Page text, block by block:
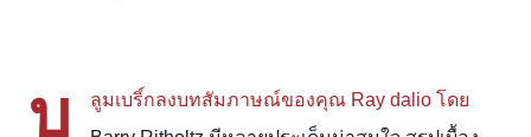
บ
ลูมเบริ์กลงบทสัมภาษณ์ของคุณ Ray dalio โดย